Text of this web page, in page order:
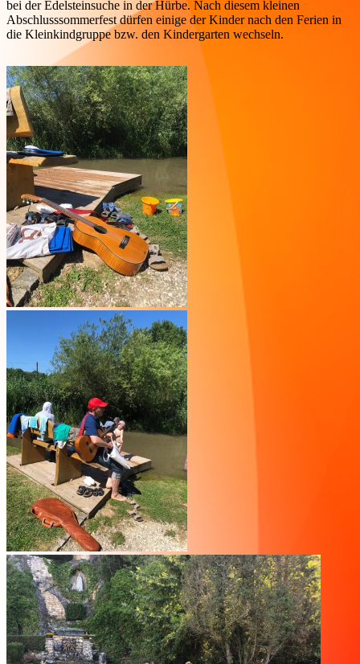
bei der Edelsteinsuche in der Hürbe. Nach diesem kleinen
Abschlusssommerfest dürfen einige der Kinder nach den Ferien in
die Kleinkindgruppe bzw. den Kindergarten wechseln.